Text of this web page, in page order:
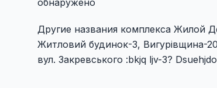
обнаружено
Другие названия комплекса
Житловий будинок-3, Вигурівщина-
вул. Закревського :bkjq ljv-3?